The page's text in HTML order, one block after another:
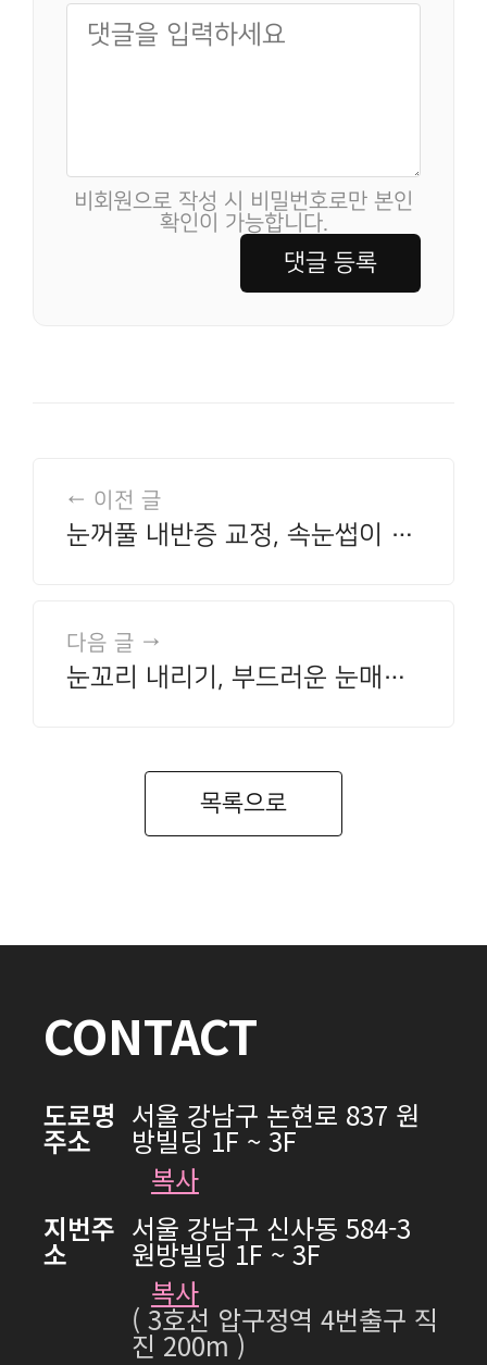
비회원으로 작성 시 비밀번호로만 본인
확인이 가능합니다.
댓글 등록
← 이전 글
눈꺼풀 내반증 교정, 속눈썹이 눈
다음 글 →
눈꼬리 내리기, 부드러운 눈매를
목록으로
CONTACT
도로명
주소
서울 강남구 논현로 837 원
방빌딩 1F ~ 3F
복사
지번주
소
서울 강남구 신사동 584-3
원방빌딩 1F ~ 3F
복사
( 3호선 압구정역 4번출구 직
진 200m )